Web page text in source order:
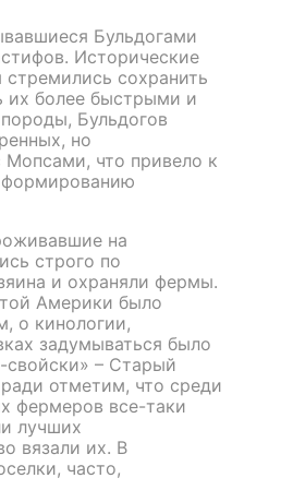
Бульдогами
Исторические
сохранить
их более быстрыми и
Бульдогов
но
что привело к
на
строго по
и охраняли фермы.
Америки было
о кинологии,
задумываться было
свойски» – Старый
отметим, что среди
фермеров все-таки
лучших
вязали их. В
часто,